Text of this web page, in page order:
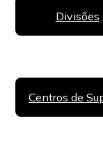
Divisões
Centros de